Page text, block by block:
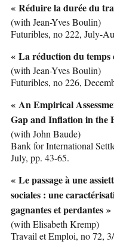
« Réduire la durée du
(with Jean-Yves Boulin)
Futuribles, no 222, July-
« La réduction du temps
(with Jean-Yves Boulin)
Futuribles, no 226,
« An Empirical
Gap and Inflation in the
(with John Baude)
Bank for International
July, pp. 43-65.
« Le passage à une
sociales : une
gagnantes et perdantes »
(with Elisabeth Kremp)
Travail et Emploi, no 72,